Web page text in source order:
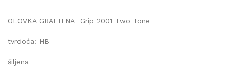
OLOVKA GRAFITNA Grip 2001 Two Tone
tvrdoća: HB
šiljena